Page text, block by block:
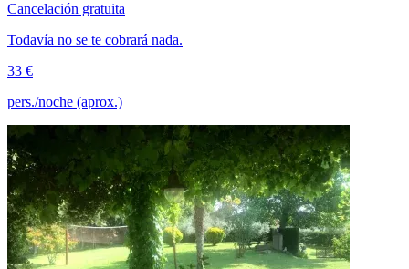
Cancelación gratuita
Todavía no se te cobrará nada.
33 €
pers./noche (aprox.)